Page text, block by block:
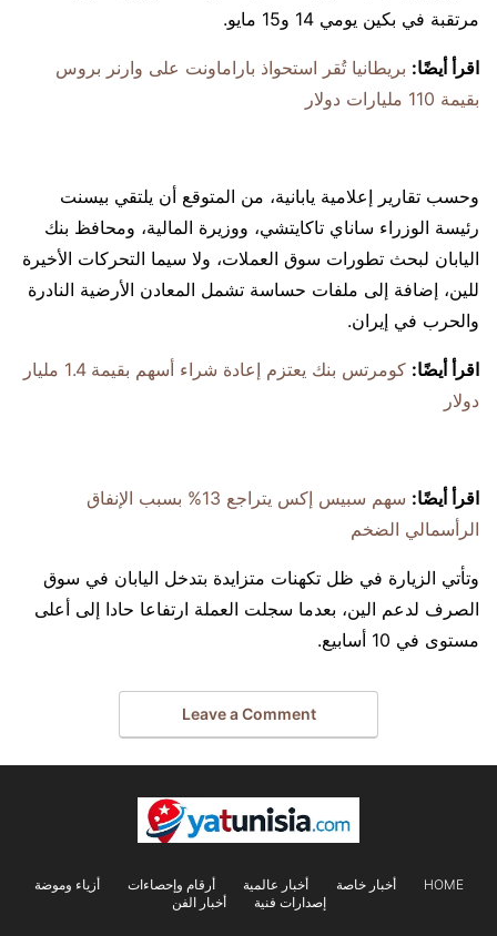
مرتقبة في بكين يومي 14 و15 مايو.
اقرأ أيضًا: بريطانيا تُقر استحواذ باراماونت على وارنر بروس
بقيمة 110 مليارات دولار
وحسب تقارير إعلامية يابانية، من المتوقع أن يلتقي بيسنت
رئيسة الوزراء ساناي تاكايتشي، ووزيرة المالية، ومحافظ بنك
اليابان لبحث تطورات سوق العملات، ولا سيما التحركات الأخيرة
للين، إضافة إلى ملفات حساسة تشمل المعادن الأرضية النادرة
والحرب في إيران.
اقرأ أيضًا:
كومرتس بنك يعتزم إعادة شراء أسهم بقيمة 1.4 مليار
دولار
اقرأ أيضًا:
سهم سبيس إكس يتراجع 13% بسبب الإنفاق
الرأسمالي الضخم
وتأتي الزيارة في ظل تكهنات متزايدة بتدخل اليابان في سوق
الصرف لدعم الين، بعدما سجلت العملة ارتفاعا حادا إلى أعلى
مستوى في 10 أسابيع.
Leave a Comment
HOME أخبار خاصة أخبار عالمية أرقام وإحصاءات
أزياء وموضة
إصدارات فنية
أخبار الفن